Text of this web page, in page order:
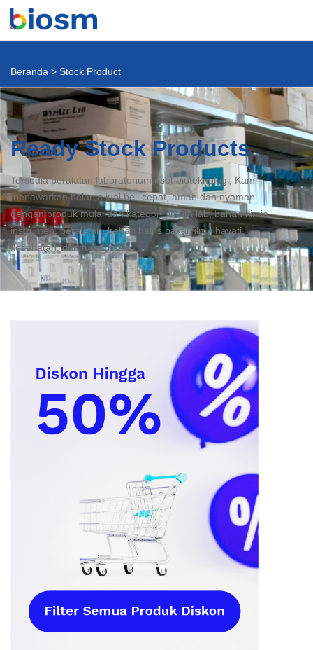
Beranda > Stock Product
Ready Stock Products
Tersedia peralatan laboratorium riset bioteknologi, Kami
menawarkan belanja jual beli cepat, aman dan nyaman
dengan produk mulai dari kategori umum lab, bahan kimia,
instrumen, peralatan, bahan habis pakai, ilmu hayati,
kesehatan, dan furnitur lab